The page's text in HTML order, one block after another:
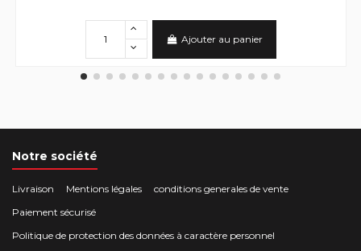
Ajouter au panier
Notre société
Livraison Mentions légales
conditions generales de vente
Paiement sécurisé
Politique de protection des données à caractère personnel